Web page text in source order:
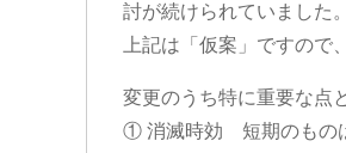
討が続けられていました
上記は「仮案」ですので
変更のうち特に重要な点
① 消滅時効 短期のもの